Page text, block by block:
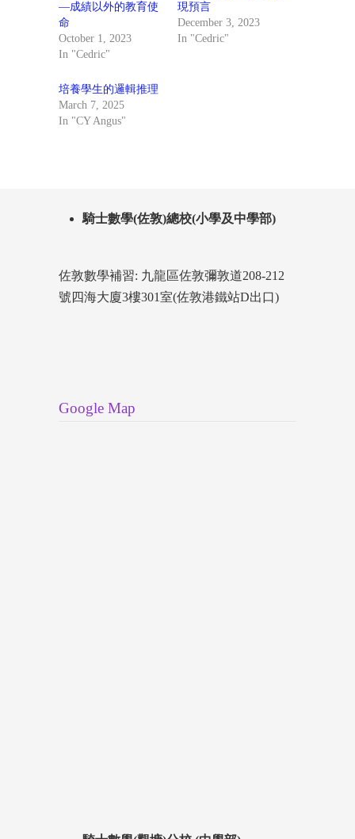
—成績以外的教育使
命
October 1, 2023
In "Cedric"
現預言
December 3, 2023
In "Cedric"
培養學生的邏輯推理
March 7, 2025
In "CY Angus"
騎士數學(佐敦)總校(小學及中學部)
佐敦數學補習: 九龍區佐敦彌敦道208-212
號四海大廈3樓301室(佐敦港鐵站D出口)
Google Map